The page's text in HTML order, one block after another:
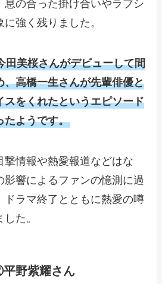
息の合った掛け合いやラブシ
強く残りました。
田美桜さんがデビューして間
、高橋一生さんが先輩俳優と
スをくれたというエピソード
たようです。
撃情報や熱愛報道などはな
影響によるファンの憶測に過
ドラマ終了とともに熱愛の噂
た。
野紫耀さん